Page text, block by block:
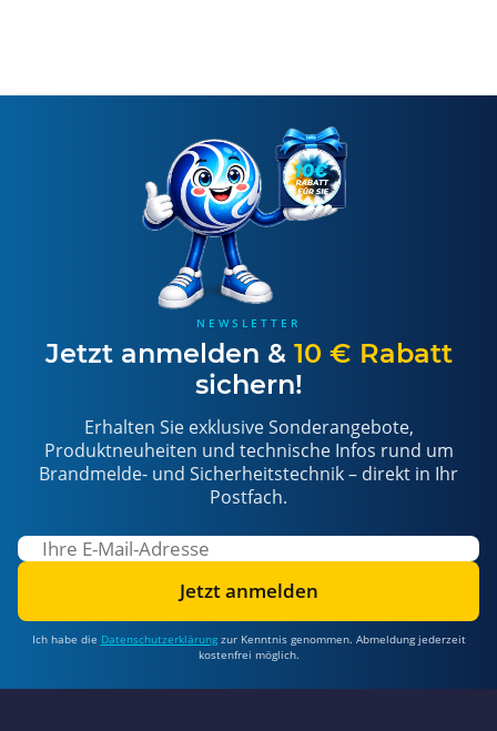
NEWSLETTER
Jetzt anmelden & 10 € Rabatt
sichern!
Erhalten Sie exklusive Sonderangebote,
Produktneuheiten und technische Infos rund um
Brandmelde- und Sicherheitstechnik – direkt in Ihr
Postfach.
Jetzt anmelden
Ich habe die Datenschutzerklärungzur Kenntnis genommen. Abmeldung jederzeit
kostenfrei möglich.